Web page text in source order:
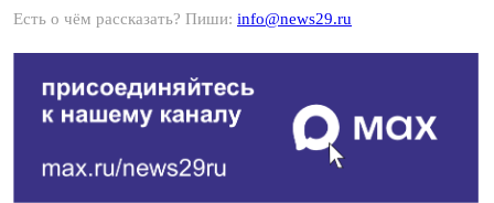
Есть о чём рассказать? Пиши: info@news29.ru